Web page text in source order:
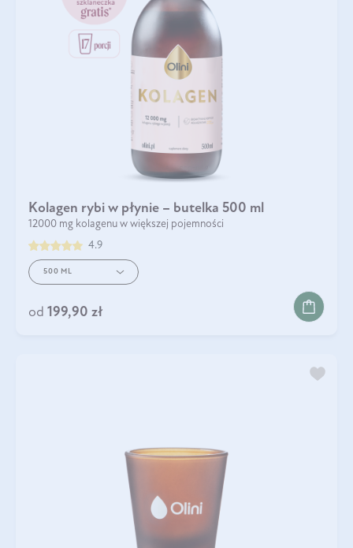
Kolagen rybi w płynie – butelka 500 ml
12000 mg kolagenu w większej pojemności
4.9
500 ML
od 199,90 zł